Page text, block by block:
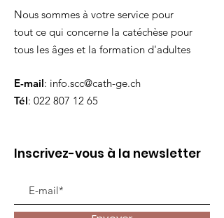
Nous sommes à votre service pour
tout ce qui concerne la catéchèse pour
tous les âges et la formation d'adultes
E-mail: info.scc@cath-ge.ch
Tél: 022 807 12 65
Inscrivez-vous à la newsletter